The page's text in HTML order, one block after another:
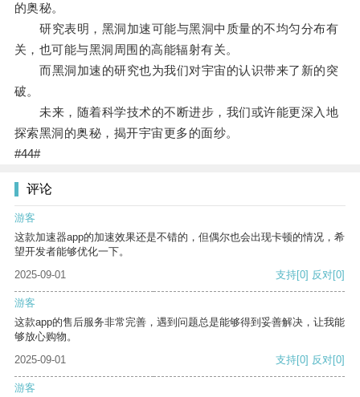
的奥秘。
研究表明，黑洞加速可能与黑洞中质量的不均匀分布有
关，也可能与黑洞周围的高能辐射有关。
而黑洞加速的研究也为我们对宇宙的认识带来了新的突
破。
未来，随着科学技术的不断进步，我们或许能更深入地
探索黑洞的奥秘，揭开宇宙更多的面纱。
#44#
评论
游客
这款加速器app的加速效果还是不错的，但偶尔也会出现卡顿的情况，希
望开发者能够优化一下。
2025-09-01
支持[0] 反对[0]
游客
这款app的售后服务非常完善，遇到问题总是能够得到妥善解决，让我能
够放心购物。
2025-09-01
支持[0] 反对[0]
游客